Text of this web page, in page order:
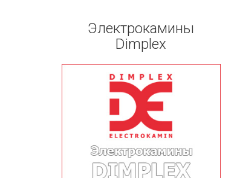
Электрокамины
Dimplex